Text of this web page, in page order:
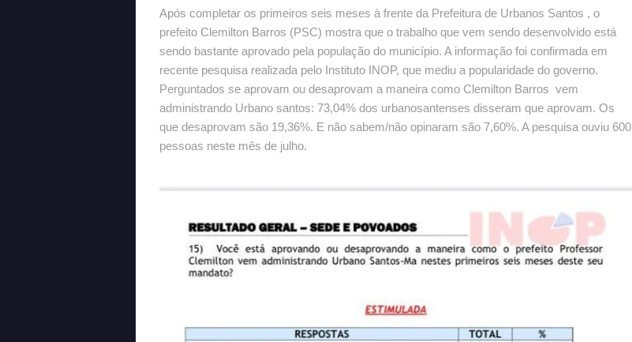
Após completar os primeiros seis meses à frente da Prefeitura de Urbanos Santos , o
prefeito Clemilton Barros (PSC) mostra que o trabalho que vem sendo desenvolvido está
sendo bastante aprovado pela população do município. A informação foi confirmada em
recente pesquisa realizada pelo Instituto INOP, que mediu a popularidade do governo.
Perguntados se aprovam ou desaprovam a maneira como Clemilton Barros vem
administrando Urbano santos: 73,04% dos urbanosantenses disseram que aprovam. Os
que desaprovam são 19,36%. E não sabem/não opinaram são 7,60%. A pesquisa ouviu 600
pessoas neste mês de julho.